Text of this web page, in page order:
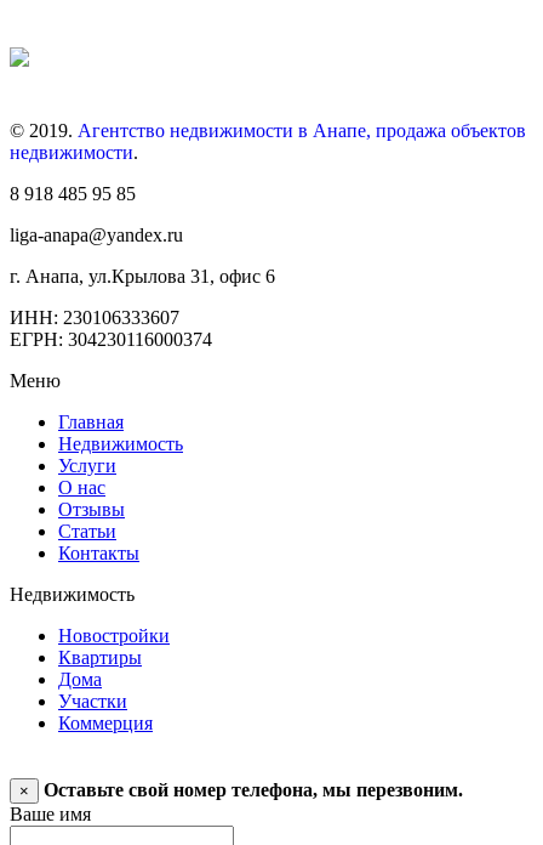
© 2019. Агентство недвижимости в Анапе, продажа объектов
недвижимости.
8 918 485 95 85
liga-anapa@yandex.ru
г. Анапа, ул.Крылова 31, офис 6
ИНН: 230106333607
ЕГРН: 304230116000374
Меню
Главная
Недвижимость
Услуги
О нас
Отзывы
Статьи
Контакты
Недвижимость
Новостройки
Квартиры
Дома
Участки
Коммерция
×
Оставьте свой номер телефона, мы перезвоним.
Ваше имя